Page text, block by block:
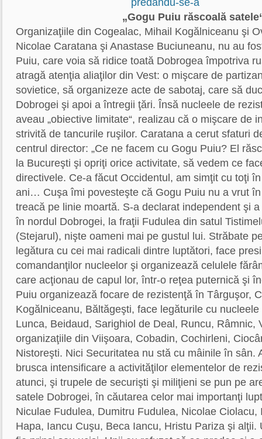
„Gogu Puiu răscoală
Organizaţiile din Cogealac, Mihail Kogălniceanu şi
Nicolae Caratana şi Anastase Buciuneanu, nu au
Puiu, care voia să ridice toată Dobrogea împotriva
atragă atenţia aliaţilor din Vest: o mişcare de
sovietice, să organizeze acte de sabotaj, care să
Dobrogei şi apoi a întregii ţări. Însă nucleele de
aveau „obiective limitate“, realizau că o mişcare de
strivită de tancurile ruşilor. Caratana a cerut sfaturi
centrul director: „Ce ne facem cu Gogu Puiu? El
la Bucureşti şi opriţi orice activitate, să vedem ce
directivele. Ce-a făcut Occidentul, am simţit cu toţi
ani… Cuşa îmi povesteşte că Gogu Puiu nu a vrut
treacă pe linie moartă. S-a declarat independent şi
în nordul Dobrogei, la fraţii Fudulea din satul
(Stejarul), nişte oameni mai pe gustul lui. Străbate
legătura cu cei mai radicali dintre luptători, face
comandanţilor nucleelor şi organizează celulele
care acţionau de capul lor, într-o reţea puternică şi
Puiu organizează focare de rezistenţă în Târguşor,
Kogălniceanu, Băltăgeşti, face legăturile cu
Lunca, Beidaud, Sarighiol de Deal, Runcu, Râmnic,
organizaţiile din Viişoara, Cobadin, Cochirleni,
Nistoreşti. Nici Securitatea nu stă cu mâinile în sân.
brusca intensificare a activităţilor elementelor de
atunci, şi trupele de securişti şi miliţieni se pun pe
satele Dobrogei, în căutarea celor mai importanţi
Niculae Fudulea, Dumitru Fudulea, Nicolae Ciolacu,
Hapa, Iancu Cuşu, Beca Iancu, Hristu Pariza şi alţii.